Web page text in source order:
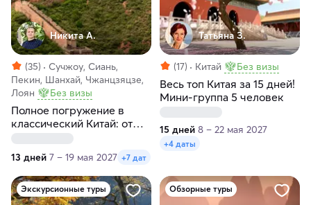
Никита А.
(35)
Сучжоу, Сиань,
Пекин, Шанхай, Чжанцзяцзе,
Лоян
Без визы
Полное погружение в
классический Китай: от
13 дней 7 – 19 мая 2027 +7 дат
Татьяна З.
(17) Китай Без визы
Весь топ Китая за 15 дней!
Мини-группа 5 человек
15 дней 8 – 22 мая 2027
+4 даты
Экскурсионные туры Обзорные туры